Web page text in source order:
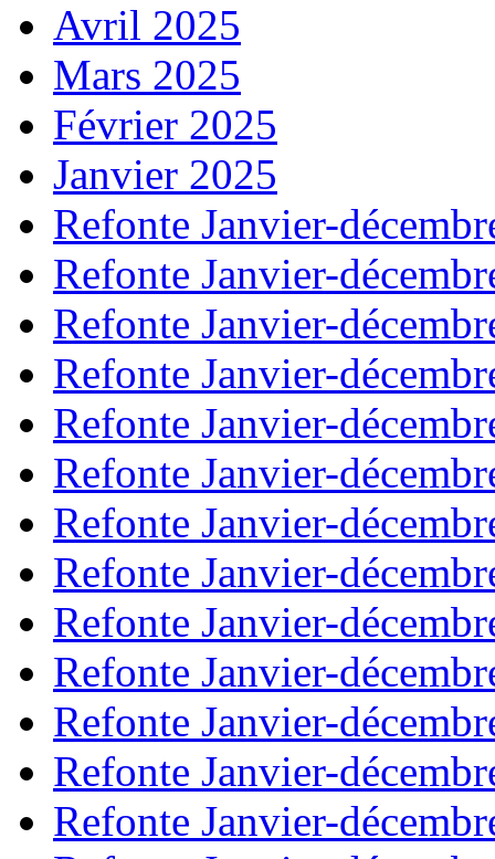
Avril 2025
Mars 2025
Février 2025
Janvier 2025
Refonte Janvier-
Refonte Janvier-
Refonte Janvier-
Refonte Janvier-
Refonte Janvier-
Refonte Janvier-
Refonte Janvier-
Refonte Janvier-
Refonte Janvier-
Refonte Janvier-
Refonte Janvier-
Refonte Janvier-
Refonte Janvier-